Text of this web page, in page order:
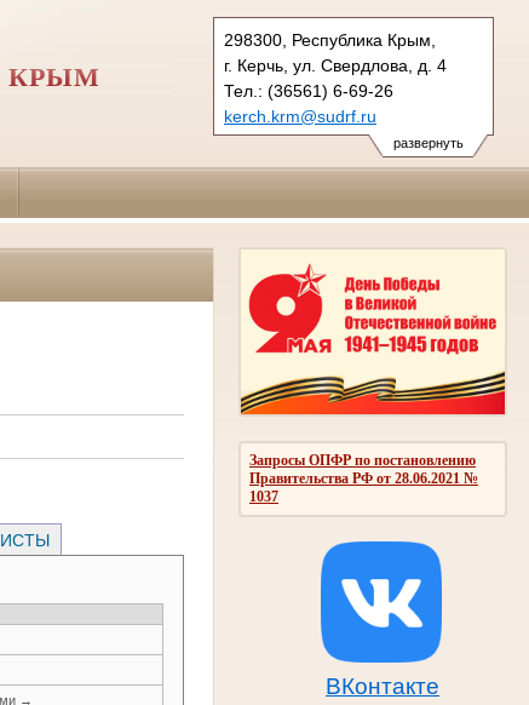
развернуть
298300, Республика Крым,
г. Керчь, ул. Свердлова, д. 4
Тел.: (36561) 6-69-26
kerch.krm@sudrf.ru
КРЫМ
Запросы ОПФР по постановлению
Правительства РФ от 28.06.2021 №
1037
ВКонтакте
→